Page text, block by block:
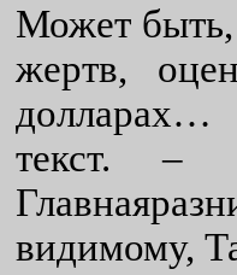
Может быть,
жертв,
долларах…
текст. –
видимому,